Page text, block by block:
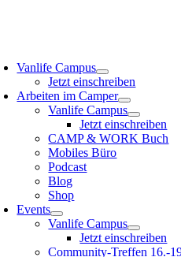
Vanlife Campus
Jetzt einschreiben
Arbeiten im Camper
Vanlife Campus
Jetzt einschreiben
CAMP & WORK Buch
Mobiles Büro
Podcast
Blog
Shop
Events
Vanlife Campus
Jetzt einschreiben
Community-Treffen 16.-